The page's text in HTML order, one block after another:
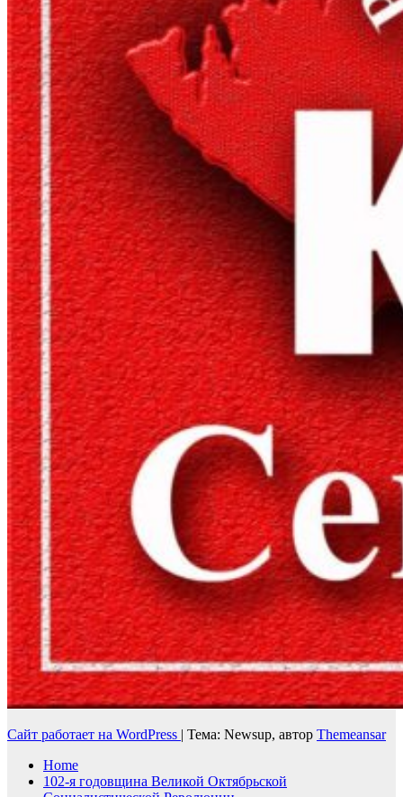
Сайт работает на WordPress | Тема: Newsup, автор Themeansar
Home
102-я годовщина Великой Октябрьской